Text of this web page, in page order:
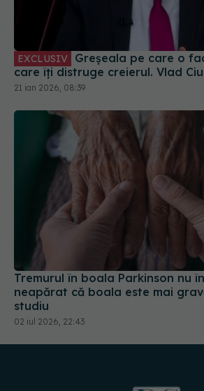
EXCLUSIV
care îți distruge creierul. Vlad
21 ian 2026, 08:39
Tremurul în boala Parkinson nu
neapărat că boala este mai
studiu
02 iul 2026, 22:43